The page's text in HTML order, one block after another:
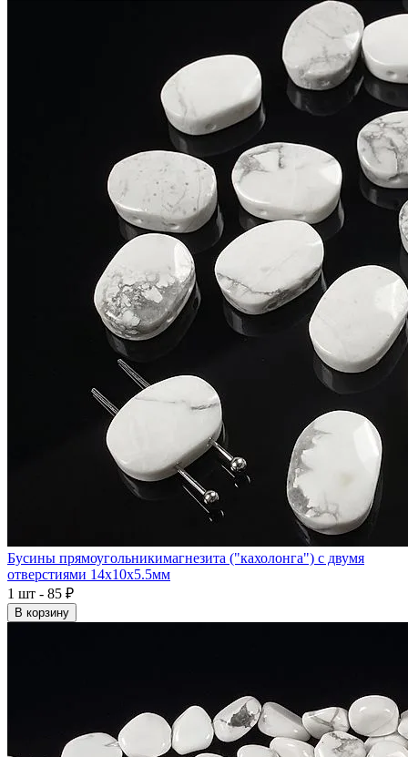
Бусины прямоугольникимагнезита ("кахолонга") с двумя
отверстиями 14x10x5.5мм
1 шт - 85 ₽
В корзину